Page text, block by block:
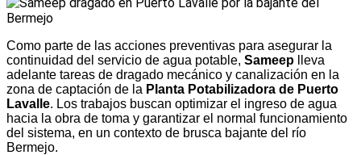
Como parte de las acciones preventivas para asegurar la
continuidad del servicio de agua potable, Sameep lleva
adelante tareas de dragado mecánico y canalización en la
zona de captación de la Planta Potabilizadora de Puerto
Lavalle. Los trabajos buscan optimizar el ingreso de agua
hacia la obra de toma y garantizar el normal funcionamiento
del sistema, en un contexto de brusca bajante del río
Bermejo.